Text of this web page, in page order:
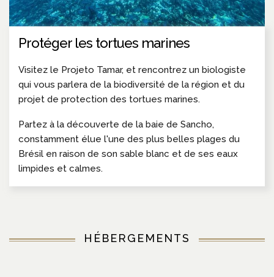
Protéger les tortues marines
Visitez le Projeto Tamar, et rencontrez un biologiste
qui vous parlera de la biodiversité de la région et du
projet de protection des tortues marines.
Partez à la découverte de la baie de Sancho,
constamment élue l'une des plus belles plages du
Brésil en raison de son sable blanc et de ses eaux
limpides et calmes.
HÉBERGEMENTS